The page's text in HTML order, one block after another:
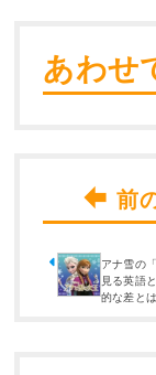
あわせ
アナ雪の
見る英語
的な差と